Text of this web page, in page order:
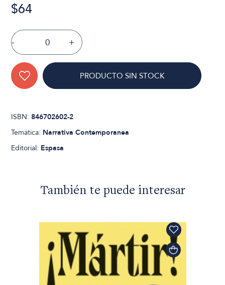
$64
- +
PRODUCTO SIN STOCK
ISBN:846702602-2
Temática: Narrativa Contemporanea
Editorial: Espasa
También te puede interesar